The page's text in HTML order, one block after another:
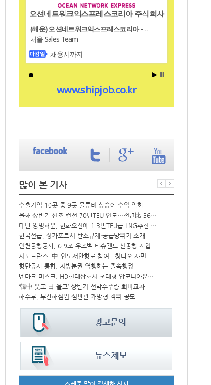
많이 본 기사
수출기업 10곳 중 9곳 물류비 상승에 수익 악화
올해 상반기 신조 컨선 70만TEU 인도…전년比 36% 감소
대만 양밍해운, 한화오션에 1.3만TEU급 LNG추진 컨선 6척 발주
한국선급, 싱가포르서 탄소규제·공급망위기 소개
인천공항공사, 6.9조 우즈벡 타슈켄트 신공항 사업 참여
시노트란스, 中-인도서안항로 참여…칭다오·샤먼 직항
항만공사 통합, 지방분권 역행하는 졸속행정
덴마크 머스크, HD현대삼호서 초대형 암모니아운반선 인도받아
‘韓中 웃고 日 울고’ 상반기 선박수주량 희비교차
해수부, 부산해심원 심판관 개방형 직위 공모